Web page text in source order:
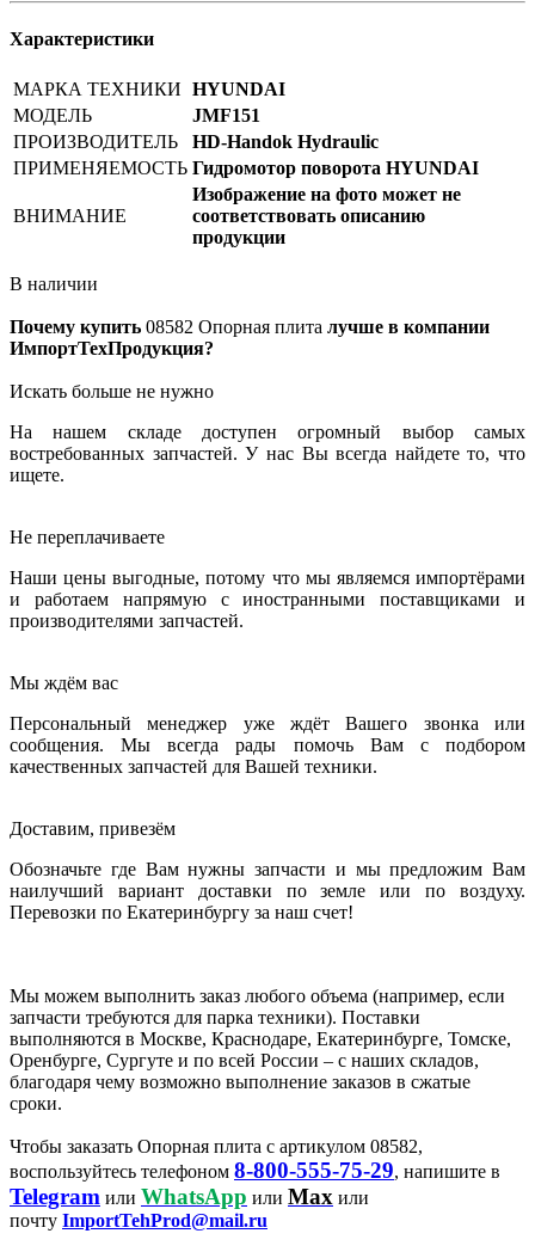
Характеристики
МАРКА ТЕХНИКИ HYUNDAI
МОДЕЛЬ
JMF151
ПРОИЗВОДИТЕЛЬ
HD-Handok Hydraulic
ПРИМЕНЯЕМОСТЬ Гидромотор поворота HYUNDAI
ВНИМАНИЕ
Изображение на фото может не
соответствовать описанию
продукции
В наличии
Почему купить 08582 Опорная плита лучше в компании
ИмпортТехПродукция?
Искать больше не нужно
На нашем складе доступен огромный выбор самых
востребованных запчастей. У нас Вы всегда найдете то, что
ищете.
Не переплачиваете
Наши цены выгодные, потому что мы являемся импортёрами
и работаем напрямую с иностранными поставщиками и
производителями запчастей.
Мы ждём вас
Персональный менеджер уже ждёт Вашего звонка или
сообщения. Мы всегда рады помочь Вам с подбором
качественных запчастей для Вашей техники.
Доставим, привезём
Обозначьте где Вам нужны запчасти и мы предложим Вам
наилучший вариант доставки по земле или по воздуху.
Перевозки по Екатеринбургу за наш счет!
Мы можем выполнить заказ любого объема (например, если
запчасти требуются для парка техники). Поставки
выполняются в Москве, Краснодаре, Екатеринбурге, Томске,
Оренбурге, Сургуте и по всей России – с наших складов,
благодаря чему возможно выполнение заказов в сжатые
сроки.
Чтобы заказать Опорная плита с артикулом 08582,
воспользуйтесь телефоном 8-800-555-75-29, напишите в
Telegram или WhatsApp или Max или
почту ImportTehProd@mail.ru